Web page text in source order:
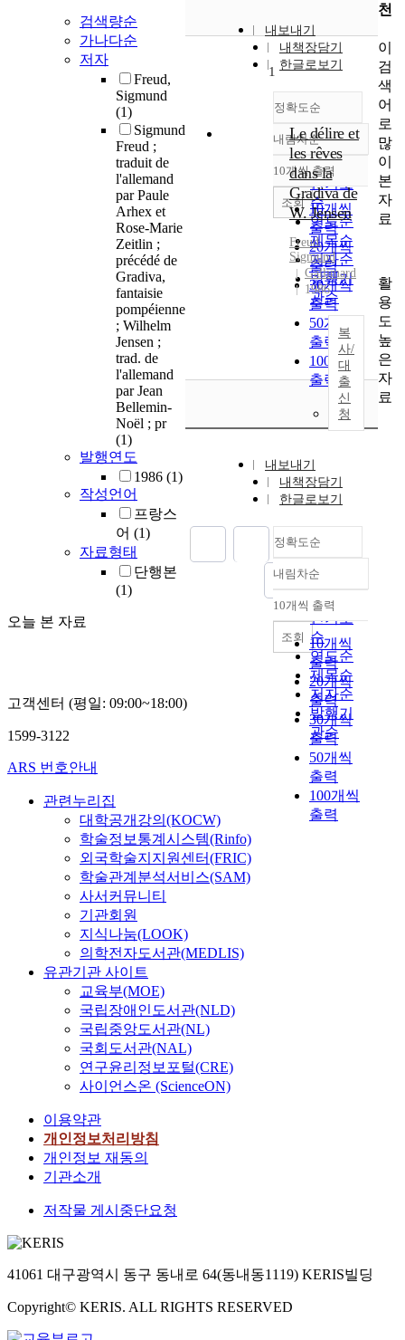
검색량순
가나다순
저자
Freud,
Sigmund
(1)
Sigmund
Freud ;
traduit de
l'allemand
par Paule
Arhex et
Rose-Marie
Zeitlin ;
précédé de
Gradiva,
fantaisie
pompéienne
; Wilhelm
Jensen ;
trad. de
l'allemand
par Jean
Bellemin-
Noël ; pr
(1)
발행연도
1986 (1)
작성언어
프랑스
어 (1)
자료형태
단행본
(1)
오늘 본 자료
내보내기
내책장담기
한글로보기
정확도순
정확도
순
인기도
순
연도순
제목순
저자순
발행기
관순
내림차순
내림차순
10개씩 출력
10개씩
출력
20개씩
출력
30개씩
출력
50개씩
출력
100개씩
출력
조회
1
Le délire et
les rêves
dans la
Gradiva de
W. Jensen
Freud,
Sigmund
Gallimard
1986
복
사/
대
출
신
청
내보내기
내책장담기
한글로보기
정확도순
정확도
순
인기도
순
연도순
제목순
저자순
발행기
관순
내림차순
내림차순
10개씩 출력
10개씩
출력
20개씩
출력
30개씩
출력
50개씩
출력
100개씩
출력
조회
천
이
검
색
어
로
많
이
본
자
료
활
용
도
높
은
자
료
고객센터 (평일: 09:00~18:00)
1599-3122
ARS 번호안내
관련누리집
대학공개강의(KOCW)
학술정보통계시스템(Rinfo)
외국학술지지원센터(FRIC)
학술관계분석서비스(SAM)
사서커뮤니티
기관회원
지식나눔(LOOK)
의학전자도서관(MEDLIS)
유관기관 사이트
교육부(MOE)
국립장애인도서관(NLD)
국립중앙도서관(NL)
국회도서관(NAL)
연구윤리정보포털(CRE)
사이언스온 (ScienceON)
이용약관
개인정보처리방침
개인정보 재동의
기관소개
저작물 게시중단요청
41061 대구광역시 동구 동내로 64(동내동1119) KERIS빌딩
Copyright© KERIS. ALL RIGHTS RESERVED